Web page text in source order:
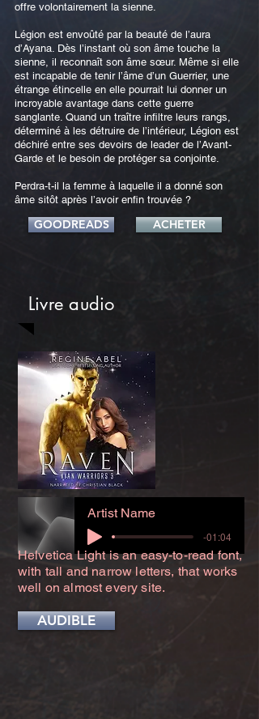
offre volontairement la sienne.
Légion est envoûté par la beauté de l’aura
d’Ayana. Dès l’instant où son âme touche la
sienne, il reconnaît son âme sœur. Même si elle
est incapable de tenir l’âme d’un Guerrier, une
étrange étincelle en elle pourrait lui donner un
incroyable avantage dans cette guerre
sanglante. Quand un traître infiltre leurs rangs,
déterminé à les détruire de l’intérieur, Légion est
déchiré entre ses devoirs de leader de l’Avant-
Garde et le besoin de protéger sa conjointe.
Perdra-t-il la femme à laquelle il a donné son
âme sitôt après l’avoir enfin trouvée ?
GOODREADS ACHETER
Livre audio
Artist Name
-01:04
Helvetica Light is an easy-to-read font,
with tall and narrow letters, that works
well on almost every site.
AUDIBLE